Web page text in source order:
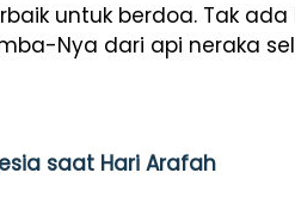
untuk berdoa. Tak
Nya dari api neraka
saat Hari Arafah